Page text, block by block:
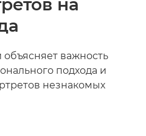
на
важность
подхода и
незнакомых